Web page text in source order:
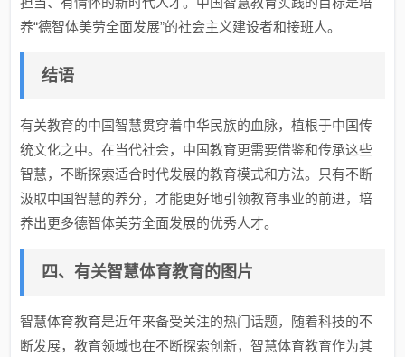
养“德智体美劳全面发展”的社会主义建设者和接班人。
结语
有关教育的中国智慧贯穿着中华民族的血脉，植根于中国传
统文化之中。在当代社会，中国教育更需要借鉴和传承这些
智慧，不断探索适合时代发展的教育模式和方法。只有不断
汲取中国智慧的养分，才能更好地引领教育事业的前进，培
养出更多德智体美劳全面发展的优秀人才。
四、有关智慧体育教育的图片
智慧体育教育是近年来备受关注的热门话题，随着科技的不
断发展，教育领域也在不断探索创新，智慧体育教育作为其